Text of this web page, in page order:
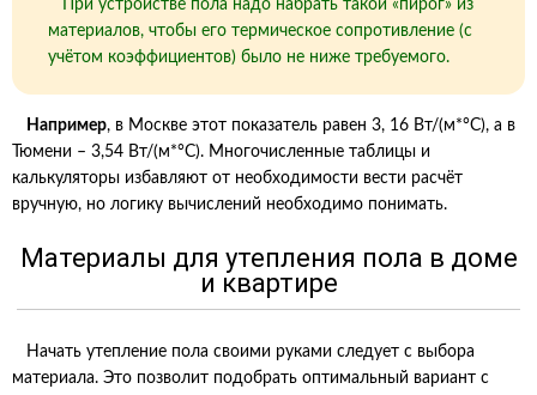
При устройстве пола надо набрать такой «пирог» из
материалов, чтобы его термическое сопротивление (с
учётом коэффициентов) было не ниже требуемого.
Например, в Москве этот показатель равен 3, 16 Вт/(м*°С), а в
Тюмени – 3,54 Вт/(м*°С). Многочисленные таблицы и
калькуляторы избавляют от необходимости вести расчёт
вручную, но логику вычислений необходимо понимать.
Материалы для утепления пола в доме
и квартире
Начать утепление пола своими руками следует с выбора
материала. Это позволит подобрать оптимальный вариант с